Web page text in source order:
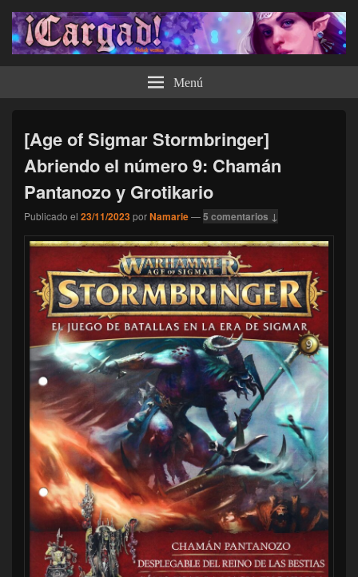
¡Cargad! Menú
[Age of Sigmar Stormbringer]
Abriendo el número 9: Chamán
Pantanozo y Grotikario
Publicado el 23/11/2023porNamarie—5 comentarios ↓